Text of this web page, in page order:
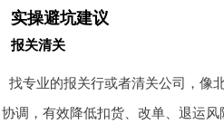
实操避坑建议
报关清关
找专业的报关行或者清关公司，像
协调，有效降低扣货、改单、退运风